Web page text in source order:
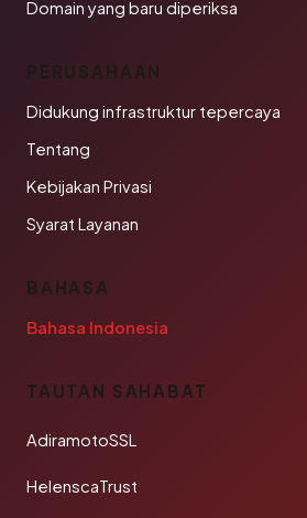
Domain yang baru diperiksa
PERUSAHAAN
Didukung infrastruktur tepercaya
Tentang
Kebijakan Privasi
Syarat Layanan
BAHASA
Bahasa Indonesia
TAUTAN SAHABAT
AdiramotoSSL
HelenscaTrust